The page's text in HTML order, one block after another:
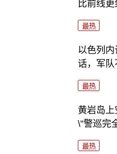
比前线
最热
以色列
话，军队
最热
黄岩岛
\"警巡完
最热